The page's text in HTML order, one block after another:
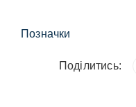
Позначки
Поділитись: